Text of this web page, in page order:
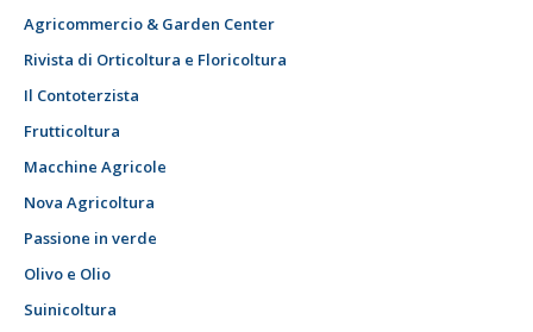
Agricommercio & Garden Center
Rivista di Orticoltura e Floricoltura
Il Contoterzista
Frutticoltura
Macchine Agricole
Nova Agricoltura
Passione in verde
Olivo e Olio
Suinicoltura